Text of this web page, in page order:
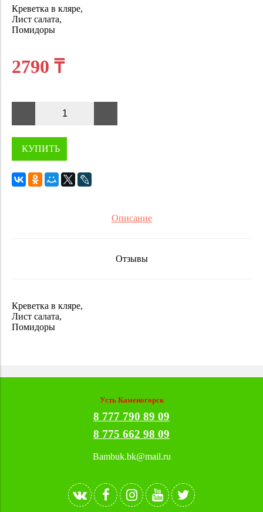
Креветка в кляре,
Лист салата,
Помидоры
2790 ₸
КУПИТЬ
Описание
Отзывы
Креветка в кляре,
Лист салата,
Помидоры
Усть Каменогорск
8 777 790 89 09
8 775 662 98 09
Bambuk.bk@mail.ru